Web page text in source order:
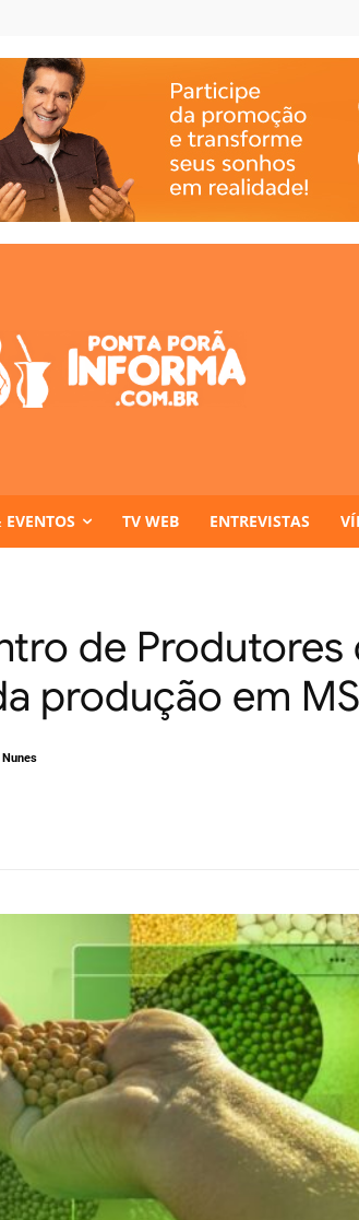
EVENTOS TV WEB ENTREVISTAS
de Produtores
produção em MS
Nunes